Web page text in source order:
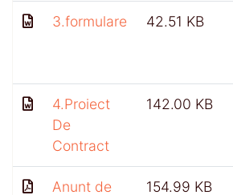
3.formulare 42.51 KB
4.Proiect
De
Contract
142.00 KB
Anunt de
154.99 KB